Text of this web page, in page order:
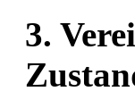
3.